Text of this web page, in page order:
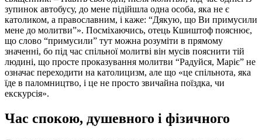
зупинок автобусу, до мене підійшла одна особа, яка не є
католиком, а православним, і каже: “Дякую, що Ви примусили
мене до молитви”». Посміхаючись, отець Кшиштоф пояснює,
що слово “примусили” тут можна розуміти в прямому
значенні, бо під час спільної молитві він мусів пояснити тій
людині, що просте проказування молитви “Радуйся, Маріє” не
означає переходити на католицизм, але що «це спільнота, яка
їде в паломництво, і це не просто звичайна поїздка, чи
екскурсія».
Час спокою, душевного і фізичного